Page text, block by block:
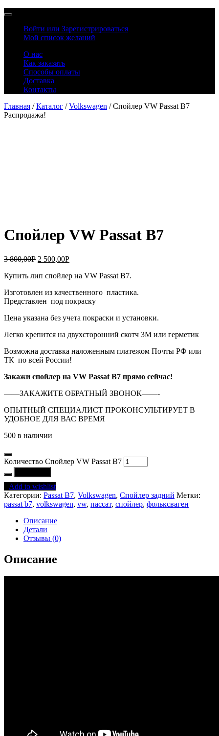
Войти или Зарегистрироваться
Мой список желаний
О нас
Как заказать
Способы оплаты
Доставка
Контакты
Главная /Каталог /Volkswagen / Спойлер VW Passat B7
Распродажа!
Спойлер VW Passat B7
3 800,00Р 2 500,00Р
Купить лип спойлер на VW Passat B7.
Изготовлен из качественного пластика.
Представлен под покраску
Цена указана без учета покраски и установки.
Легко крепится на двухсторонний скотч 3М или герметик
Возможна доставка наложенным платежом Почты РФ или
ТК по всей России!
Закажи спойлер на VW Passat B7 прямо сейчас!
——ЗАКАЖИТЕ ОБРАТНЫЙ ЗВОНОК——-
ОПЫТНЫЙ СПЕЦИАЛИСТ ПРОКОНСУЛЬТИРУЕТ В
УДОБНОЕ ДЛЯ ВАС ВРЕМЯ
500 в наличии
Количество Спойлер VW Passat B7
Add to wishlist
Категории: Passat B7, Volkswagen, Спойлер задний Метки:
passat b7, volkswagen, vw, пассат, спойлер, фольксваген
Описание
Детали
Отзывы (0)
Описание